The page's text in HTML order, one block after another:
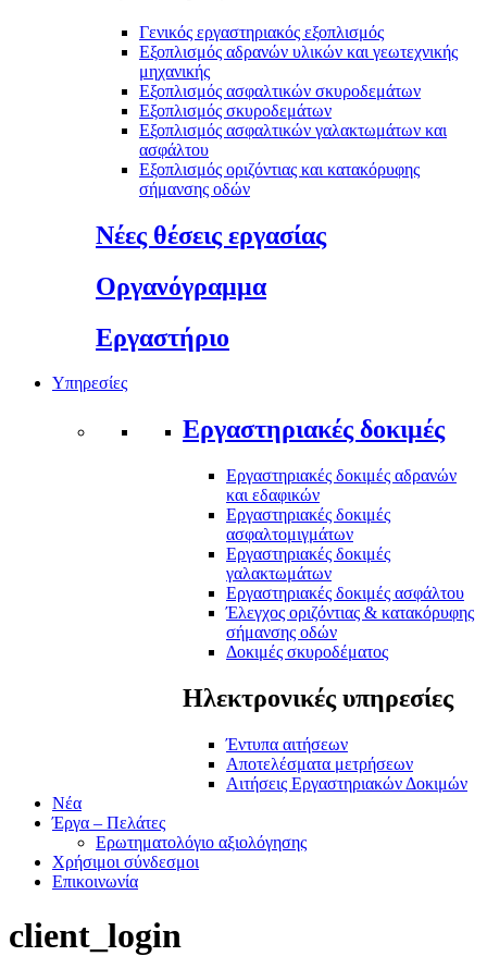
Γενικός εργαστηριακός εξοπλισμός
Εξοπλισμός αδρανών υλικών και γεωτεχνικής
μηχανικής
Εξοπλισμός ασφαλτικών σκυροδεμάτων
Εξοπλισμός σκυροδεμάτων
Εξοπλισμός ασφαλτικών γαλακτωμάτων και
ασφάλτου
Εξοπλισμός οριζόντιας και κατακόρυφης
σήμανσης οδών
Νέες θέσεις εργασίας
Οργανόγραμμα
Εργαστήριο
Υπηρεσίες
Εργαστηριακές δοκιμές
Εργαστηριακές δοκιμές αδρανών
και εδαφικών
Εργαστηριακές δοκιμές
ασφαλτομιγμάτων
Εργαστηριακές δοκιμές
γαλακτωμάτων
Εργαστηριακές δοκιμές ασφάλτου
Έλεγχος οριζόντιας & κατακόρυφης
σήμανσης οδών
Δοκιμές σκυροδέματος
Ηλεκτρονικές υπηρεσίες
Έντυπα αιτήσεων
Αποτελέσματα μετρήσεων
Αιτήσεις Εργαστηριακών Δοκιμών
Νέα
Έργα – Πελάτες
Ερωτηματολόγιο αξιολόγησης
Χρήσιμοι σύνδεσμοι
Επικοινωνία
client_login